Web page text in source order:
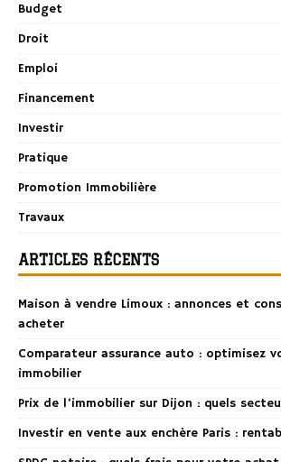
Budget
Droit
Emploi
Financement
Investir
Pratique
Promotion Immobilière
Travaux
ARTICLES RÉCENTS
Maison à vendre Limoux : annonces et
acheter
Comparateur assurance auto : optimisez
immobilier
Prix de l’immobilier sur Dijon : quels
Investir en vente aux enchère Paris :